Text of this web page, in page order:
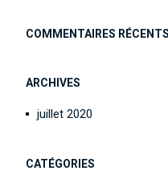
COMMENTAIRES RÉCENTS
ARCHIVES
juillet 2020
CATÉGORIES